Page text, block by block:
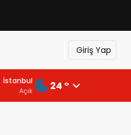
Giriş Yap
İstanbul
Açık 24 °